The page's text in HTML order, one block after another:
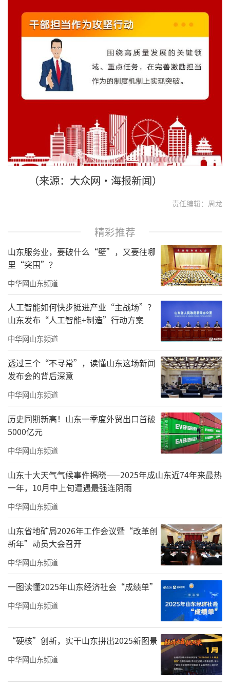
（来源：大众网·海报新闻）
责任编辑：周龙
精彩推荐
山东服务业，要破什么“壁”，又要往哪
里“突围”？
中华网山东频道
人工智能如何快步挺进产业“主战场”？
山东发布“人工智能+制造”行动方案
中华网山东频道
透过三个“不寻常”，读懂山东这场新闻
发布会的背后深意
中华网山东频道
历史同期新高！山东一季度外贸出口首破
5000亿元
中华网山东频道
山东十大天气气候事件揭晓——2025年成山东近74年来最热
一年，10月中上旬遭遇最强连阴雨
中华网山东频道
山东省地矿局2026年工作会议暨“改革创
新年”动员大会召开
中华网山东频道
一图读懂2025年山东经济社会“成绩单”
中华网山东频道
“硬核”创新，实干山东拼出2025新图景
中华网山东频道